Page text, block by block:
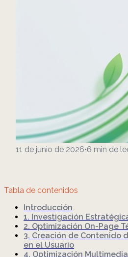
11 de junio de 2026•6 min de
Tabla de contenidos
Introducción
1. Investigación
2. Optimización On-Page
3. Creación de Contenido
en el Usuario
4. Optimización